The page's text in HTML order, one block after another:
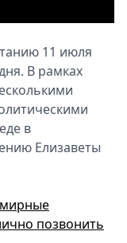
11 июля
В рамках
в
Елизаветы
мирные
позвонить